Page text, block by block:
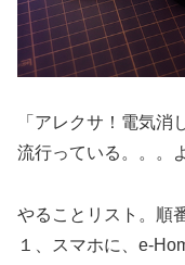
「アレクサ！電気消
流行っている。。。
やることリスト。順
１、スマホに、e-